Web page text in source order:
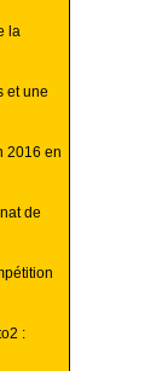
la
et une
2016 en
de
: